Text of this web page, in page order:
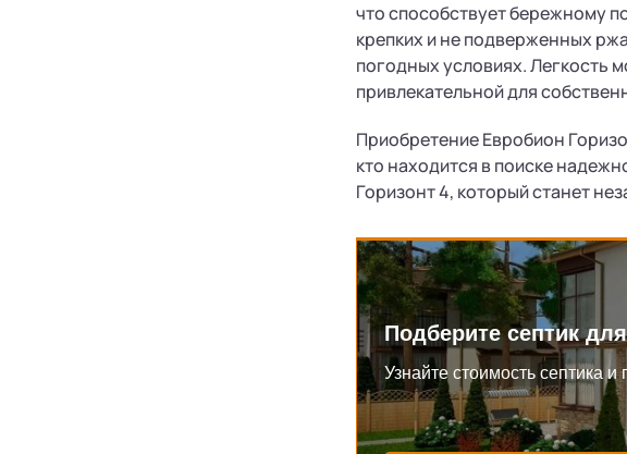
что способствует бережному
крепких и не подверженных
погодных условиях. Легкость
привлекательной для
Приобретение Евробион
кто находится в поиске
Горизонт 4, который станет
Подберите септик
Узнайте стоимость септика и